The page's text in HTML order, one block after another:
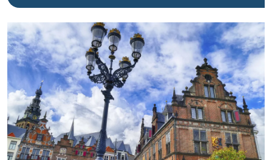
Facebook
Messenger
X
WhatsApp
### beschreibung_headline_default
does not exist in object type Ausflug
###